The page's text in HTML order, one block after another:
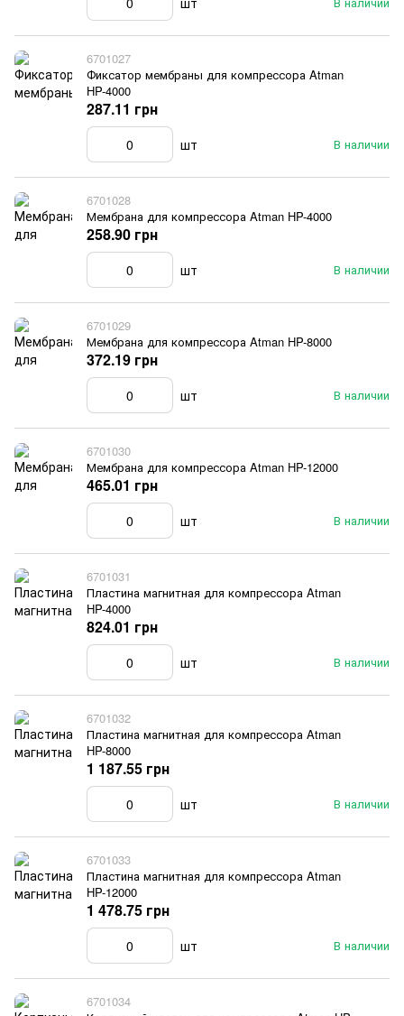
6701027
Фиксатор мембраны для компрессора Atman
HP-4000
В наличии
287.11 грн
шт
6701028
Мембрана для компрессора Atman HP-4000
В наличии
258.90 грн
шт
6701029
Мембрана для компрессора Atman HP-8000
В наличии
372.19 грн
шт
6701030
Мембрана для компрессора Atman HP-12000
В наличии
465.01 грн
шт
6701031
Пластина магнитная для компрессора Atman
HP-4000
В наличии
824.01 грн
шт
6701032
Пластина магнитная для компрессора Atman
HP-8000
В наличии
1 187.55 грн
шт
6701033
Пластина магнитная для компрессора Atman
HP-12000
В наличии
1 478.75 грн
шт
6701034